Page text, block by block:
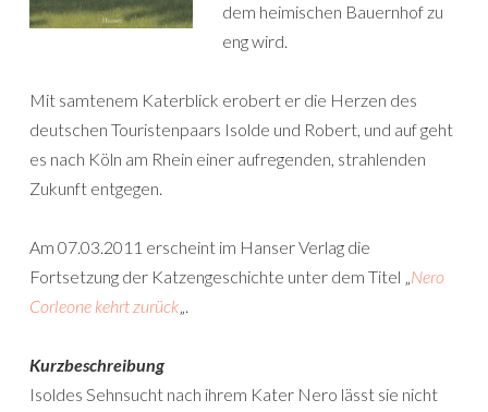
dem heimischen Bauernhof zu
eng wird.
Mit samtenem Katerblick erobert er die Herzen des
deutschen Touristenpaars Isolde und Robert, und auf geht
es nach Köln am Rhein einer aufregenden, strahlenden
Zukunft entgegen.
Am 07.03.2011 erscheint im Hanser Verlag die
Fortsetzung der Katzengeschichte unter dem Titel „Nero
Corleone kehrt zurück„.
Kurzbeschreibung
Isoldes Sehnsucht nach ihrem Kater Nero lässt sie nicht